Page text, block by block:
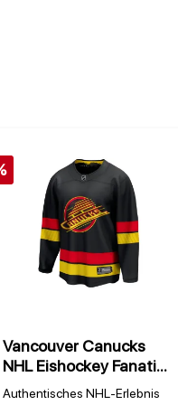
Vancouver Canucks
NHL Eishockey Fanatics
Breakaway Trikot
Authentisches NHL-Erlebnis